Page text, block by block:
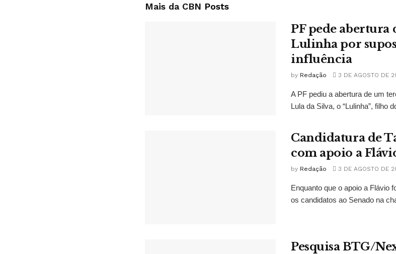
Mais da CBN Posts
PF pede abertura
Lulinha por
influência
by Redação 3 DE AGOSTO DE
A PF pediu a abertura de um
Lula da Silva, o “Lulinha”, filho
Candidatura de
com apoio a
by Redação 3 DE AGOSTO DE
Enquanto que o apoio a Flávio
os candidatos ao Senado na
Pesquisa BTG/